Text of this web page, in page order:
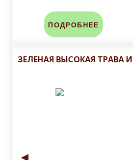
ПОДРОБНЕЕ
ЗЕЛЕНАЯ ВЫСОКАЯ ТРАВА